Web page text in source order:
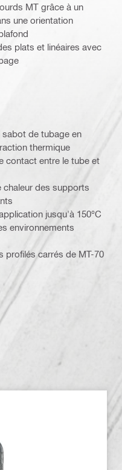
MT grâce à un
une orientation
plats et linéaires avec
de tubage en
thermique
contact entre le tube et
chaleur des supports
jusqu'à 150°C
environnements
profilés carrés de MT-70